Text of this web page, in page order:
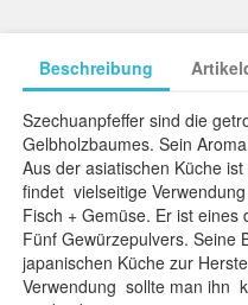
Beschreibung
Szechuanpfeffer sind die
Gelbholzbaumes. Sein
Aus der asiatischen Küche
findet vielseitige
Fisch + Gemüse. Er ist eines
Fünf Gewürzepulvers. Seine
japanischen Küche zur
Verwendung sollte man ihn